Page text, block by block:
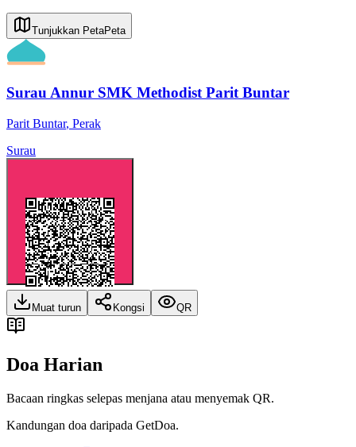
Tunjukkan PetaPeta
Surau Annur SMK Methodist Parit Buntar
Parit Buntar, Perak
Surau
Muat turun Kongsi QR
Doa Harian
Bacaan ringkas selepas menjana atau menyemak QR.
Kandungan doa daripada GetDoa.